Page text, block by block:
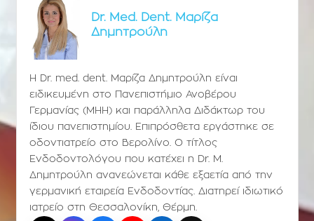
Dr. Med. Dent. Μαρίζα
Δημητρούλη
Η Dr. med. dent. Μαρίζα Δημητρούλη είναι
ειδικευμένη στο Πανεπιστήμιο Ανοβέρου
Γερμανίας (ΜΗΗ) και παράλληλα Διδάκτωρ του
ίδιου πανεπιστημίου. Επιπρόσθετα εργάστηκε σε
οδοντιατρείο στο Βερολίνο. Ο τίτλος
Ενδοδοντολόγου που κατέχει η Dr. Μ.
Δημητρούλη ανανεώνεται κάθε εξαετία από την
γερμανική εταιρεία Ενδοδοντίας. Διατηρεί ιδιωτικό
ιατρείο στη Θεσσαλονίκη, Θέρμη.